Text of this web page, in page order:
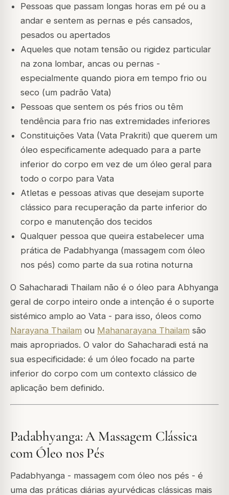
Pessoas que passam longas horas em pé ou a
andar e sentem as pernas e pés cansados,
pesados ou apertados
Aqueles que notam tensão ou rigidez particular
na zona lombar, ancas ou pernas -
especialmente quando piora em tempo frio ou
seco (um padrão Vata)
Pessoas que sentem os pés frios ou têm
tendência para frio nas extremidades inferiores
Constituições Vata (Vata Prakriti) que querem um
óleo especificamente adequado para a parte
inferior do corpo em vez de um óleo geral para
todo o corpo para Vata
Atletas e pessoas ativas que desejam suporte
clássico para recuperação da parte inferior do
corpo e manutenção dos tecidos
Qualquer pessoa que queira estabelecer uma
prática de Padabhyanga (massagem com óleo
nos pés) como parte da sua rotina noturna
O Sahacharadi Thailam não é o óleo para Abhyanga
geral de corpo inteiro onde a intenção é o suporte
sistémico amplo ao Vata - para isso, óleos como
Narayana Thailam ou Mahanarayana Thailam são
mais apropriados. O valor do Sahacharadi está na
sua especificidade: é um óleo focado na parte
inferior do corpo com um contexto clássico de
aplicação bem definido.
Padabhyanga: A Massagem Clássica
com Óleo nos Pés
Padabhyanga - massagem com óleo nos pés - é
uma das práticas diárias ayurvédicas clássicas mais